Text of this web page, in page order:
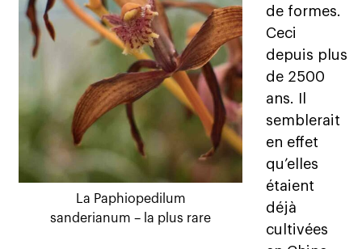
La Paphiopedilum
sanderianum – la plus rare
de formes.
Ceci
depuis plus
de 2500
ans. Il
semblerait
en effet
qu’elles
étaient
déjà
cultivées